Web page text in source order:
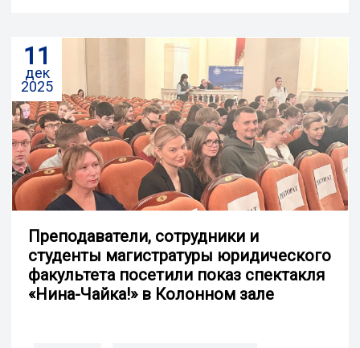
11
дек
2025
Преподаватели, сотрудники и
студенты магистратуры юридического
факультета посетили показ спектакля
«Нина-Чайка!» в Колонном зале